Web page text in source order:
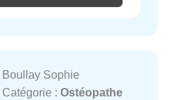
Boullay Sophie
Catégorie : Ostéopathe